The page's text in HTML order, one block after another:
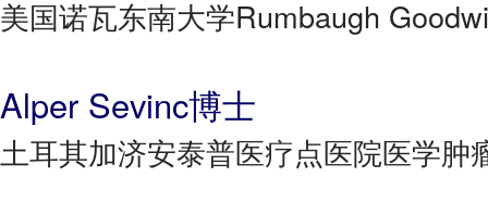
美国诺瓦东南大学Rumbaugh
Alper Sevinc博士
土耳其加济安泰普医疗点医院医学肿